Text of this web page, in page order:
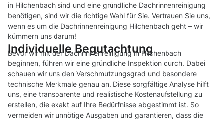
in Hilchenbach sind und eine gründliche Dachrinnenreinigung
benötigen, sind wir die richtige Wahl für Sie. Vertrauen Sie uns,
wenn es um die Dachrinnenreinigung Hilchenbach geht – wir
kümmern uns darum!
Individuelle Begutachtung
Bevor wir mit der Dachrinnenreinigung in Hilchenbach
beginnen, führen wir eine gründliche Inspektion durch. Dabei
schauen wir uns den Verschmutzungsgrad und besondere
technische Merkmale genau an. Diese sorgfältige Analyse hilft
uns, eine transparente und realistische Kostenaufstellung zu
erstellen, die exakt auf Ihre Bedürfnisse abgestimmt ist. So
vermeiden wir unnötige Ausgaben und garantieren, dass die